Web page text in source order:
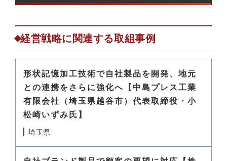
経営戦略に関連する取組事例
形状記憶加工技術で自社製品を開発、地元
との連携をさらに強化へ【中島プレス工業
有限会社（埼玉県越谷市）代表取締役・小
松崎いずみ氏】
埼玉県